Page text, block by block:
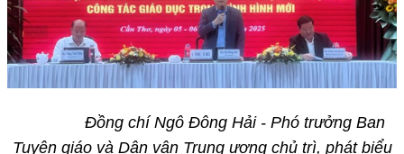
Đồng chí Ngô Đông Hải - Phó trưởng Ban
Tuyên giáo và Dân vận Trung ương chủ trì, phát biểu